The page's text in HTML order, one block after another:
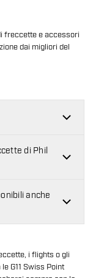
freccette e accessori
dai migliori del
di Phil
anche
i flights o gli
G11 Swiss Point